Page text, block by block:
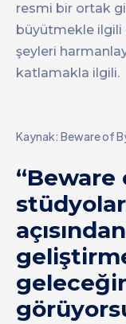
resmi bir ortak
büyütmekle ilgili
şeyleri
katlamakla ilgili.
Kaynak: Beware of
“Beware